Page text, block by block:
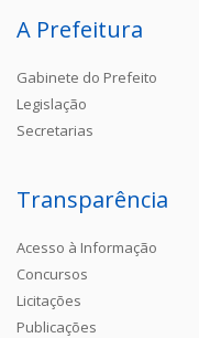
A Prefeitura
Gabinete do Prefeito
Legislação
Secretarias
Transparência
Acesso à Informação
Concursos
Licitações
Publicações